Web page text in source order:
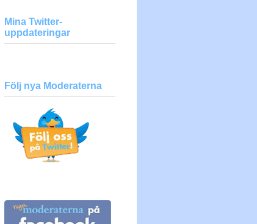
Mina Twitter-
uppdateringar
Följ nya Moderaterna